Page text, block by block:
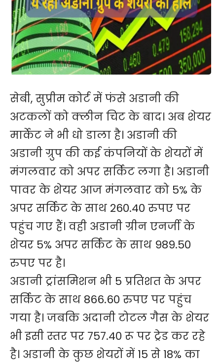
सेबी, सुप्रीम कोर्ट में फंसे अडानी की
अटकलों को क्लीन चिट के बाद। अब शेयर
मार्केट ने भी धो डाला है। अडानी की
अडानी ग्रुप की कई कंपनियों के शेयरों में
मंगलवार को अपर सर्किट लगा है। अडानी
पावर के शेयर आज मंगलवार को 5% के
अपर सर्किट के साथ 260.40 रुपए पर
पहुंच गए हैं। वही अडानी ग्रीन एनर्जी के
शेयर 5% अपर सर्किट के साथ 989.50
रुपए पर है।
अडानी ट्रांसमिशन भी 5 प्रतिशत के अपर
सर्किट के साथ 866.60 रुपए पर पहुंच
गया है। जबकि अदानी टोटल गैस के शेयर
भी इसी स्तर पर 757.40 रू पर ट्रेड कर रहे
है। अडानी के कुछ शेयरों में 15 से 18% का